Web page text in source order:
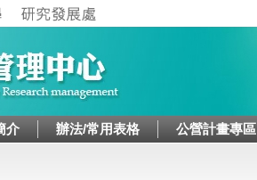
Jump to navigation
介 辦法/常用表格 公營計畫專區